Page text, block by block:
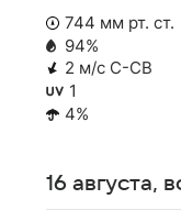
744 мм рт. ст.
94%
2 м/с С-СВ
1
4%
16 августа,